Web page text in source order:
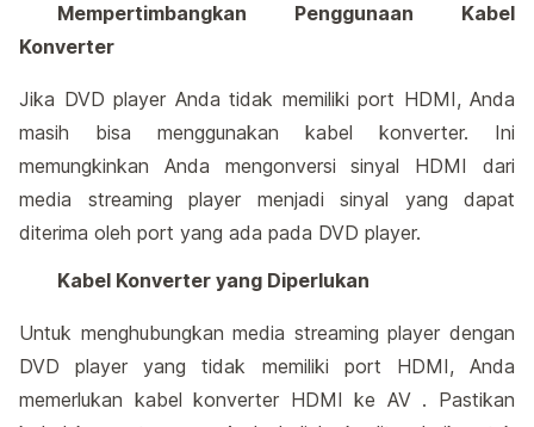
Mempertimbangkan Penggunaan Kabel
Konverter
Jika DVD player Anda tidak memiliki port HDMI, Anda
masih bisa menggunakan kabel konverter. Ini
memungkinkan Anda mengonversi sinyal HDMI dari
media streaming player menjadi sinyal yang dapat
diterima oleh port yang ada pada DVD player.
Kabel Konverter yang Diperlukan
Untuk menghubungkan media streaming player dengan
DVD player yang tidak memiliki port HDMI, Anda
memerlukan kabel konverter HDMI ke AV . Pastikan